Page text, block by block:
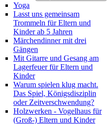
Yoga
Lasst uns gemeinsam
Trommeln für Eltern und
Kinder ab 5 Jahren
Märchendinner mit drei
Gängen
Mit Gitarre und Gesang am
Lagerfeuer für Eltern und
Kinder
Warum spielen klug macht.
Das Spiel, Königsdisziplin
oder Zeitverschwendung?
Holzwerken - Vogelhaus für
(Groß-) Eltern und Kinder